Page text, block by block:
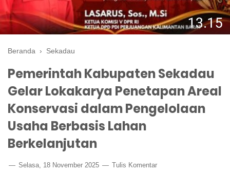
Beranda › Sekadau
Pemerintah Kabupaten Sekadau
Gelar Lokakarya Penetapan Areal
Konservasi dalam Pengelolaan
Usaha Berbasis Lahan
Berkelanjutan
Selasa, 18 November 2025 Tulis Komentar